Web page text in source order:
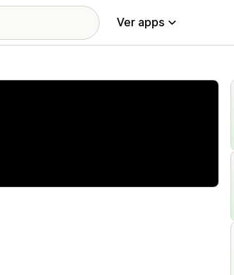
Ver apps